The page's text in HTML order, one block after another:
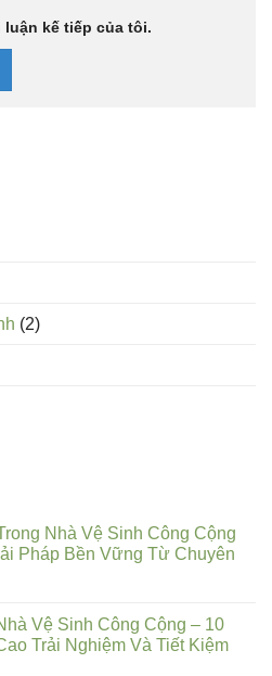
kế tiếp của tôi.
(2)
Nhà Vệ Sinh Công Cộng
Pháp Bền Vững Từ Chuyên
Vệ Sinh Công Cộng – 10
Trải Nghiệm Và Tiết Kiệm